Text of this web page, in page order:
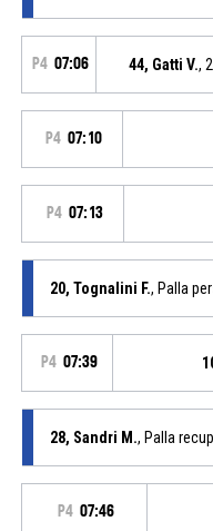
P4 07:06 44, Gatti V.,
P4 07:10
P4 07:13
20, Tognalini F., Palla
P4 07:39
28, Sandri M., Palla
P4 07:46